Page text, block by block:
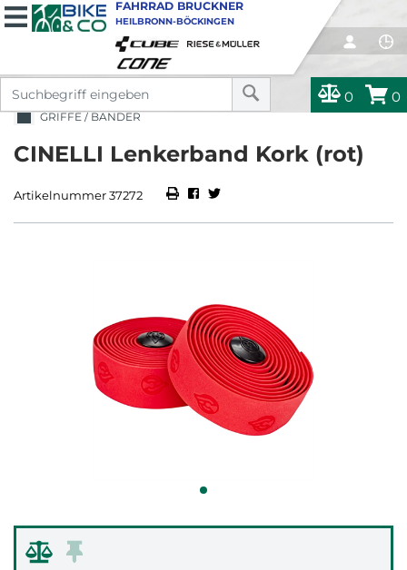
0 0
FAHRRAD BRUCKNER
HEILBRONN-BÖCKINGEN
GRIFFE / BÄNDER
CINELLI Lenkerband Kork (rot)
Artikelnummer 37272